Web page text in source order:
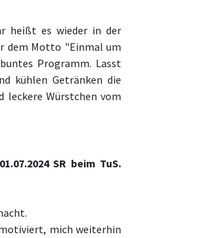
heißt es wieder in der
dem Motto "Einmal um
Programm. Lasst
kühlen Getränken die
leckere Würstchen vom
SR beim TuS.
mich weiterhin